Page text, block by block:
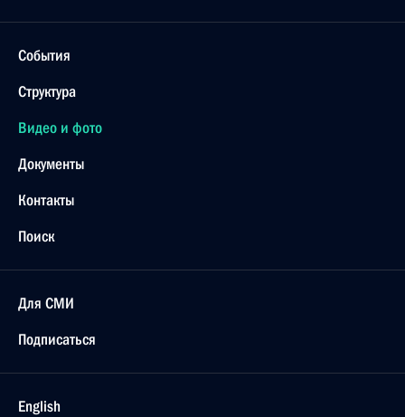
События
Структура
Видео и фото
Документы
Контакты
Поиск
Для СМИ
Подписаться
English